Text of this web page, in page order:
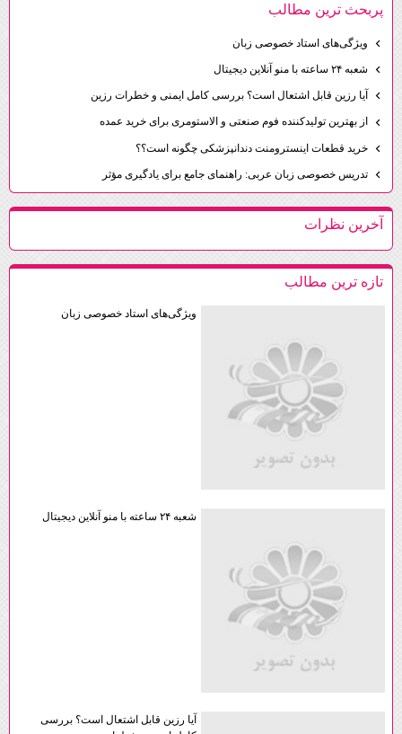
پربحث ترين مطالب
ویژگی‌های استاد خصوصی زبان
شعبه ۲۴ ساعته با منو آنلاین دیجیتال
آیا رزین قابل اشتعال است؟ بررسی کامل ایمنی و خطرات رزین
از بهترین تولیدکننده فوم صنعتی و الاستومری برای خرید عمده
خرید قطعات اینسترومنت دندانپزشکی چگونه است؟؟
تدریس خصوصی زبان عربی: راهنمای جامع برای یادگیری مؤثر
آخرين نظرات
تازه ترين مطالب
ویژگی‌های استاد خصوصی زبان
شعبه ۲۴ ساعته با منو آنلاین دیجیتال
آیا رزین قابل اشتعال است؟ بررسی